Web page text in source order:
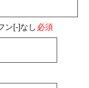
ン[-]なし 必須